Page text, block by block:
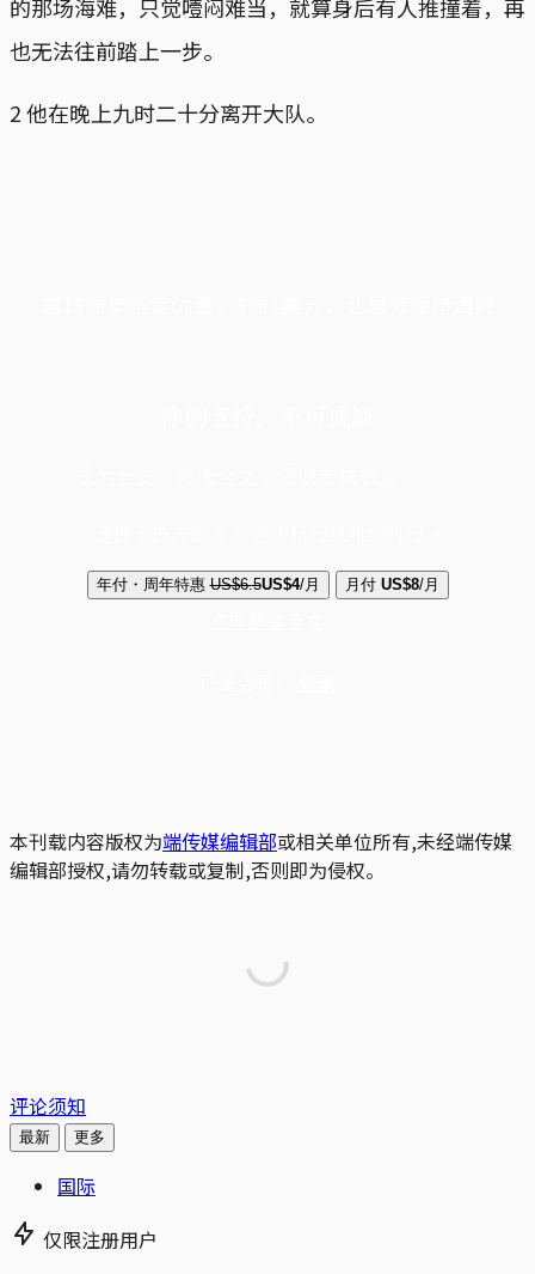
的那场海难，只觉噎闷难当，就算身后有人推撞着，再
也无法往前踏上一步。
2 他在晚上九时二十分离开大队。
年付・周年特惠 US$6.5US$4/月 月付 US$8/月
本刊载内容版权为端传媒编辑部或相关单位所有,未经端传媒
编辑部授权,请勿转载或复制,否则即为侵权。
评论须知
最新 更多
国际
仅限注册用户